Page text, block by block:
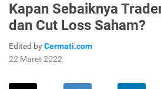
Kapan Sebaiknya
dan Cut Loss Saham?
Edited byCermati.com
22 Maret 2022